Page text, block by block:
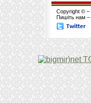
Copyright © –
Пишіть нам –